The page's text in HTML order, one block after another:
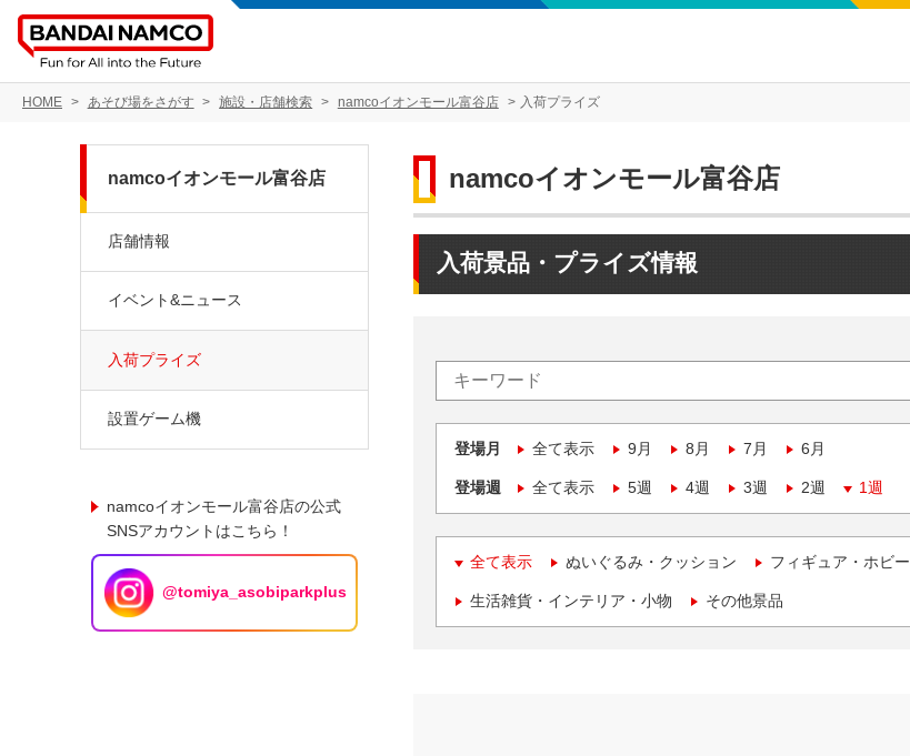
HOME あそび場をさがす 施設・店舗検索 namcoイオンモール富谷店 入荷プライズ
namcoイオンモール富谷店
入荷景品・プライズ情報
登場月 全て表示 9月 8月 7月 6月
登場週 全て表示 5週 4週 3週 2週 1週
全て表示 ぬいぐるみ・クッション フィギュア・ホビー
生活雑貨・インテリア・小物 その他景品
namcoイオンモール富谷店
店舗情報
イベント&ニュース
入荷プライズ
設置ゲーム機
namcoイオンモール富谷店の公式
SNSアカウントはこちら！
@tomiya_asobiparkplus